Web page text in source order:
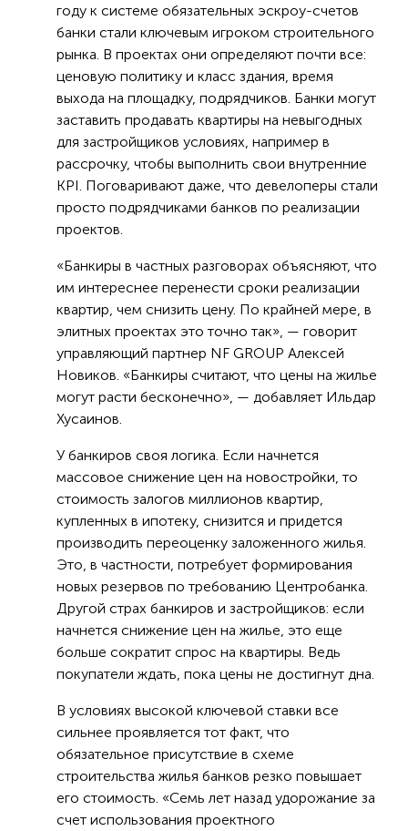
году к системе обязательных эскроу-счетов
банки стали ключевым игроком строительного
рынка. В проектах они определяют почти все:
ценовую политику и класс здания, время
выхода на площадку, подрядчиков. Банки могут
заставить продавать квартиры на невыгодных
для застройщиков условиях, например в
рассрочку, чтобы выполнить свои внутренние
KPI. Поговаривают даже, что девелоперы стали
просто подрядчиками банков по реализации
проектов.
«Банкиры в частных разговорах объясняют, что
им интереснее перенести сроки реализации
квартир, чем снизить цену. По крайней мере, в
элитных проектах это точно так», — говорит
управляющий партнер NF GROUP Алексей
Новиков. «Банкиры считают, что цены на жилье
могут расти бесконечно», — добавляет Ильдар
Хусаинов.
У банкиров своя логика. Если начнется
массовое снижение цен на новостройки, то
стоимость залогов миллионов квартир,
купленных в ипотеку, снизится и придется
производить переоценку заложенного жилья.
Это, в частности, потребует формирования
новых резервов по требованию Центробанка.
Другой страх банкиров и застройщиков: если
начнется снижение цен на жилье, это еще
больше сократит спрос на квартиры. Ведь
покупатели ждать, пока цены не достигнут дна.
В условиях высокой ключевой ставки все
сильнее проявляется тот факт, что
обязательное присутствие в схеме
строительства жилья банков резко повышает
его стоимость. «Семь лет назад удорожание за
счет использования проектного